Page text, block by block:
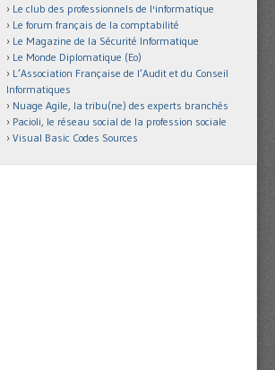
Le club des professionnels de l'informatique
Le forum français de la comptabilité
Le Magazine de la Sécurité Informatique
Le Monde Diplomatique (Eo)
L’Association Française de l’Audit et du Conseil
Informatiques
Nuage Agile, la tribu(ne) des experts branchés
Pacioli, le réseau social de la profession sociale
Visual Basic Codes Sources